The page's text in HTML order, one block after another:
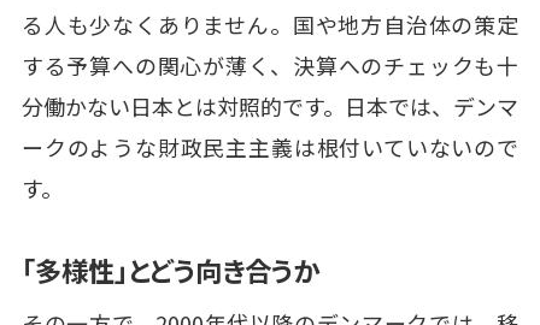
る人も少なくありません。国や地方自治体の策定
する予算への関心が薄く、決算へのチェックも十
分働かない日本とは対照的です。日本では、デンマ
ークのような財政民主主義は根付いていないので
す。
「多様性」とどう向き合うか